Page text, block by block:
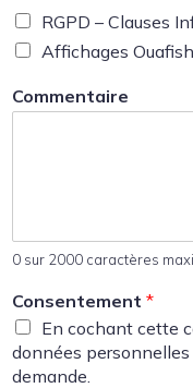
RGPD – Clauses
Affichages Ouafish
Commentaire
0 sur 2000 caractères
Consentement *
En cochant cette
données
demande.